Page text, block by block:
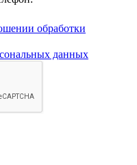
обработки
данных